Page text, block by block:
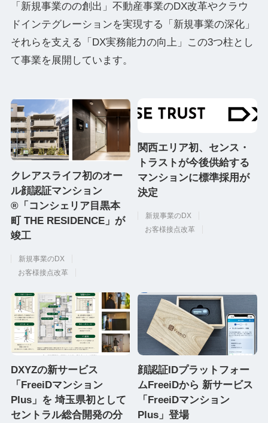
「新規事業のの創出」不動産事業のDX改革やクラウ
ドインテグレーションを実現する「新規事業の深化」
それらを支える「DX実務能力の向上」この3つ柱とし
て事業を展開しています。
クレアスライフ初のオー
ル顔認証マンション
®「コンシェリア目黒本
町 THE RESIDENCE」が
竣工
新規事業のDX
お客様接点改革
関西エリア初、センス・
トラストが今後供給する
マンションに標準採用が
決定
新規事業のDX
お客様接点改革
DXYZの新サービス
「FreeiDマンション
Plus」を 埼玉県初として
セントラル総合開発の分
顔認証IDプラットフォー
ムFreeiDから 新サービス
「FreeiDマンション
Plus」登場